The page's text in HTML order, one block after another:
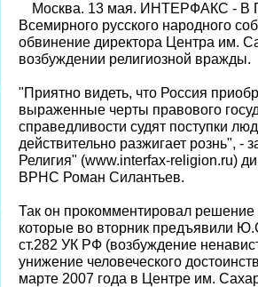
Москва. 13 мая. ИНТЕРФАКС - В
Всемирного русского народного
обвинение директора Центра им.
возбуждении религиозной вражды.
"Приятно видеть, что Россия
выраженные черты правового
справедливости судят поступки
действительно разжигает рознь", -
Религия" (www.interfax-religion.ru)
ВРНС Роман Силантьев.
Так он прокомментировал решение
которые во вторник предъявили
ст.282 УК РФ (возбуждение
унижение человеческого
марте 2007 года в Центре им.